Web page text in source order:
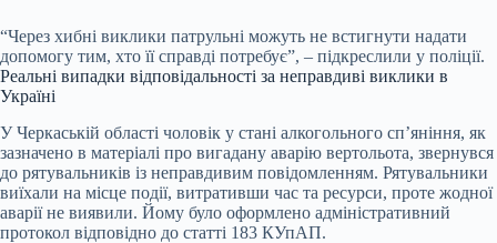
“Через хибні виклики патрульні можуть не встигнути надати
допомогу тим, хто її справді потребує”, – підкреслили у поліції.
Реальні випадки відповідальності за неправдиві виклики в
Україні
У Черкаській області чоловік у стані алкогольного сп’яніння, як
зазначено в матеріалі про вигадану аварію вертольота, звернувся
до рятувальників із неправдивим повідомленням. Рятувальники
виїхали на місце події, витративши час та ресурси, проте жодної
аварії не виявили. Йому було оформлено адміністративний
протокол відповідно до статті 183 КУпАП.